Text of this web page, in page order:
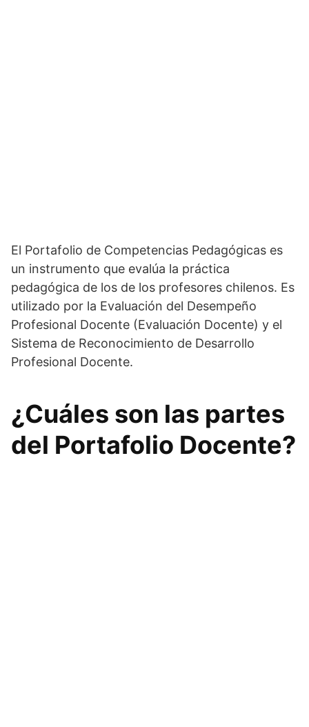
El Portafolio de Competencias Pedagógicas es
un instrumento que evalúa la práctica
pedagógica de los de los profesores chilenos. Es
utilizado por la Evaluación del Desempeño
Profesional Docente (Evaluación Docente) y el
Sistema de Reconocimiento de Desarrollo
Profesional Docente.
¿Cuáles son las partes
del Portafolio Docente?